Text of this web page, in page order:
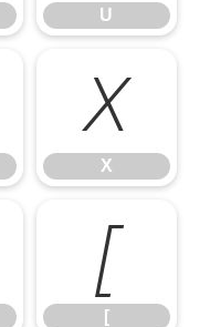
U
X
X
[
[